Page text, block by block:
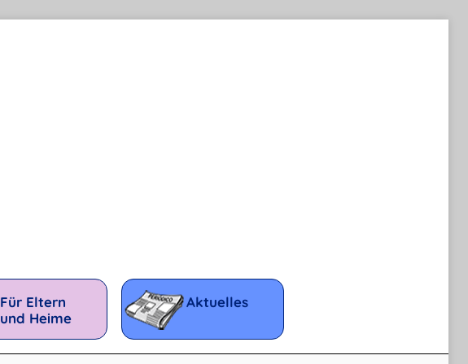
Für Eltern
und Heime
Aktuelles